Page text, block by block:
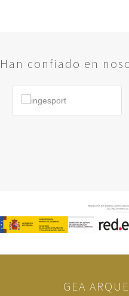
Han confiado en
GEA